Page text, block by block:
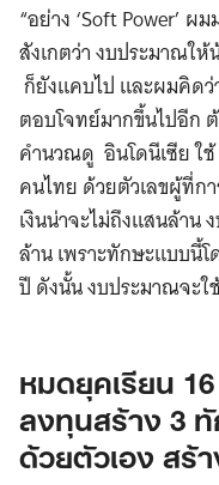
“อย่าง ‘Soft Power’ ผ
สังเกตว่า งบประมาณใ
ก็ยังแคบไป และผมคิด
ตอบโจทย์มากขึ้นไปอีก
คำนวณดู อินโดนีเซีย ใ
คนไทย ด้วยตัวเลขผู้ที่ก
เงินน่าจะไม่ถึงแสนล้าน
ล้าน เพราะทักษะแบบนี้
ปี ดังนั้น งบประมาณจะใ
หมดยุคเรียน
ลงทุนสร้าง 3
ด้วยตัวเอง สร้